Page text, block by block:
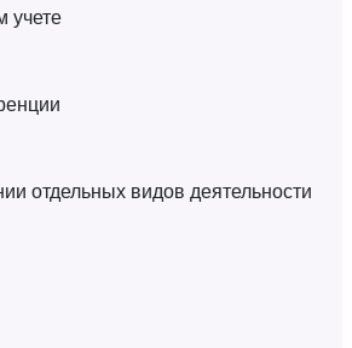
учете
отдельных видов деятельности